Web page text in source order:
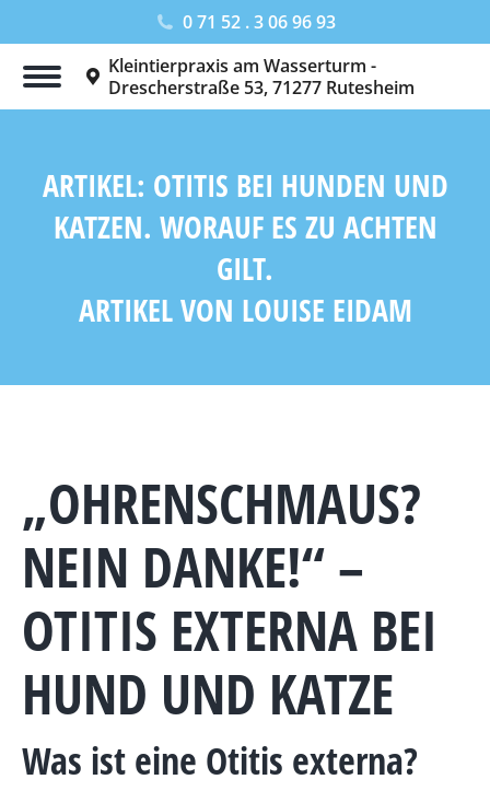
0 71 52 . 3 06 96 93
Kleintierpraxis am Wasserturm -
Drescherstraße 53, 71277 Rutesheim
ARTIKEL: OTITIS BEI HUNDEN UND
KATZEN. WORAUF ES ZU ACHTEN
GILT.
ARTIKEL VON LOUISE EIDAM
„OHRENSCHMAUS?
NEIN DANKE!“ –
OTITIS EXTERNA BEI
HUND UND KATZE
Was ist eine Otitis externa?